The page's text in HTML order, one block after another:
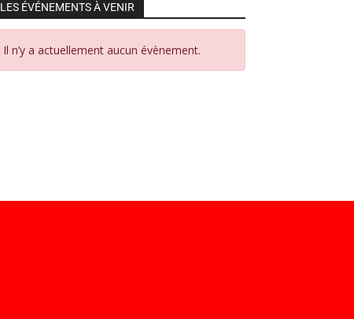
LES ÉVÉNEMENTS À VENIR
Il n’y a actuellement aucun évènement.